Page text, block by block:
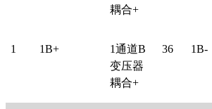
耦合+
1 1B+ 1通道B
变压器
耦合+
36 1B-